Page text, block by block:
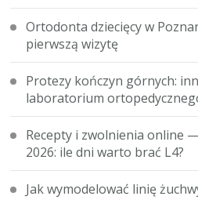
Ortodonta dziecięcy w
pierwszą wizytę
Protezy kończyn górnych:
laboratorium
Recepty i zwolnienia online
2026: ile dni warto brać L4?
Jak wymodelować linię